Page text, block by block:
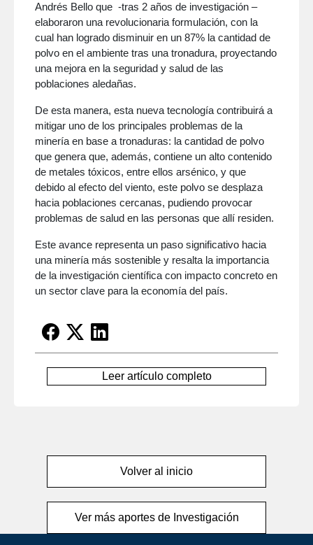
Andrés Bello que -tras 2 años de investigación –
elaboraron una revolucionaria formulación, con la
cual han logrado disminuir en un 87% la cantidad de
polvo en el ambiente tras una tronadura, proyectando
una mejora en la seguridad y salud de las
poblaciones aledañas.
De esta manera, esta nueva tecnología contribuirá a
mitigar uno de los principales problemas de la
minería en base a tronaduras: la cantidad de polvo
que genera que, además, contiene un alto contenido
de metales tóxicos, entre ellos arsénico, y que
debido al efecto del viento, este polvo se desplaza
hacia poblaciones cercanas, pudiendo provocar
problemas de salud en las personas que allí residen.
Este avance representa un paso significativo hacia
una minería más sostenible y resalta la importancia
de la investigación científica con impacto concreto en
un sector clave para la economía del país.
Leer artículo completo
Volver al inicio
Ver más aportes de Investigación